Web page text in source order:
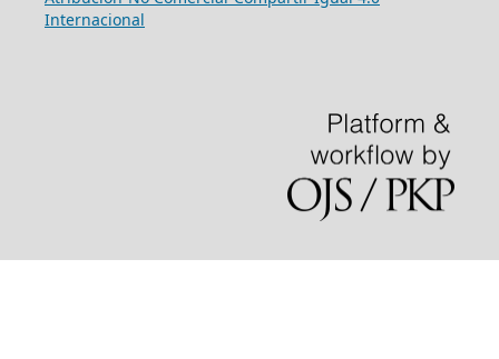
Internacional